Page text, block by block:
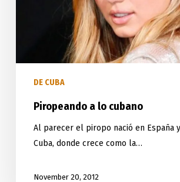
DE CUBA
Piropeando a lo cubano
Al parecer el piropo nació en España
Cuba, donde crece como la…
November 20, 2012